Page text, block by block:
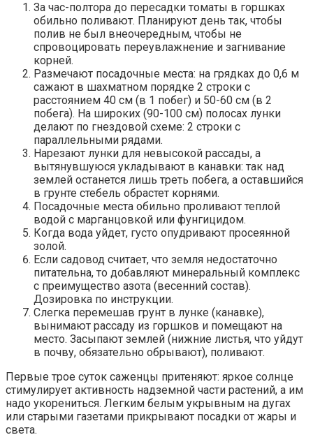
За час-полтора до пересадки томаты в горшках
обильно поливают. Планируют день так, чтобы
полив не был внеочередным, чтобы не
спровоцировать переувлажнение и загнивание
корней.
Размечают посадочные места: на грядках до 0,6 м
сажают в шахматном порядке 2 строки с
расстоянием 40 см (в 1 побег) и 50-60 см (в 2
побега). На широких (90-100 см) полосах лунки
делают по гнездовой схеме: 2 строки с
параллельными рядами.
Нарезают лунки для невысокой рассады, а
вытянувшуюся укладывают в канавки: так над
землей останется лишь треть побега, а оставшийся
в грунте стебель обрастет корнями.
Посадочные места обильно проливают теплой
водой с марганцовкой или фунгицидом.
Когда вода уйдет, густо опудривают просеянной
золой.
Если садовод считает, что земля недостаточно
питательна, то добавляют минеральный комплекс
с преимущество азота (весенний состав).
Дозировка по инструкции.
Слегка перемешав грунт в лунке (канавке),
вынимают рассаду из горшков и помещают на
место. Засыпают землей (нижние листья, что уйдут
в почву, обязательно обрывают), поливают.
Первые трое суток саженцы притеняют: яркое солнце
стимулирует активность надземной части растений, а им
надо укорениться. Легким белым укрывным на дугах
или старыми газетами прикрывают посадки от жары и
света.